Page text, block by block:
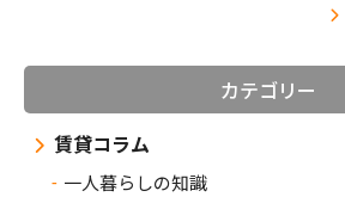
カテゴリー
賃貸コラム
一人暮らしの知識